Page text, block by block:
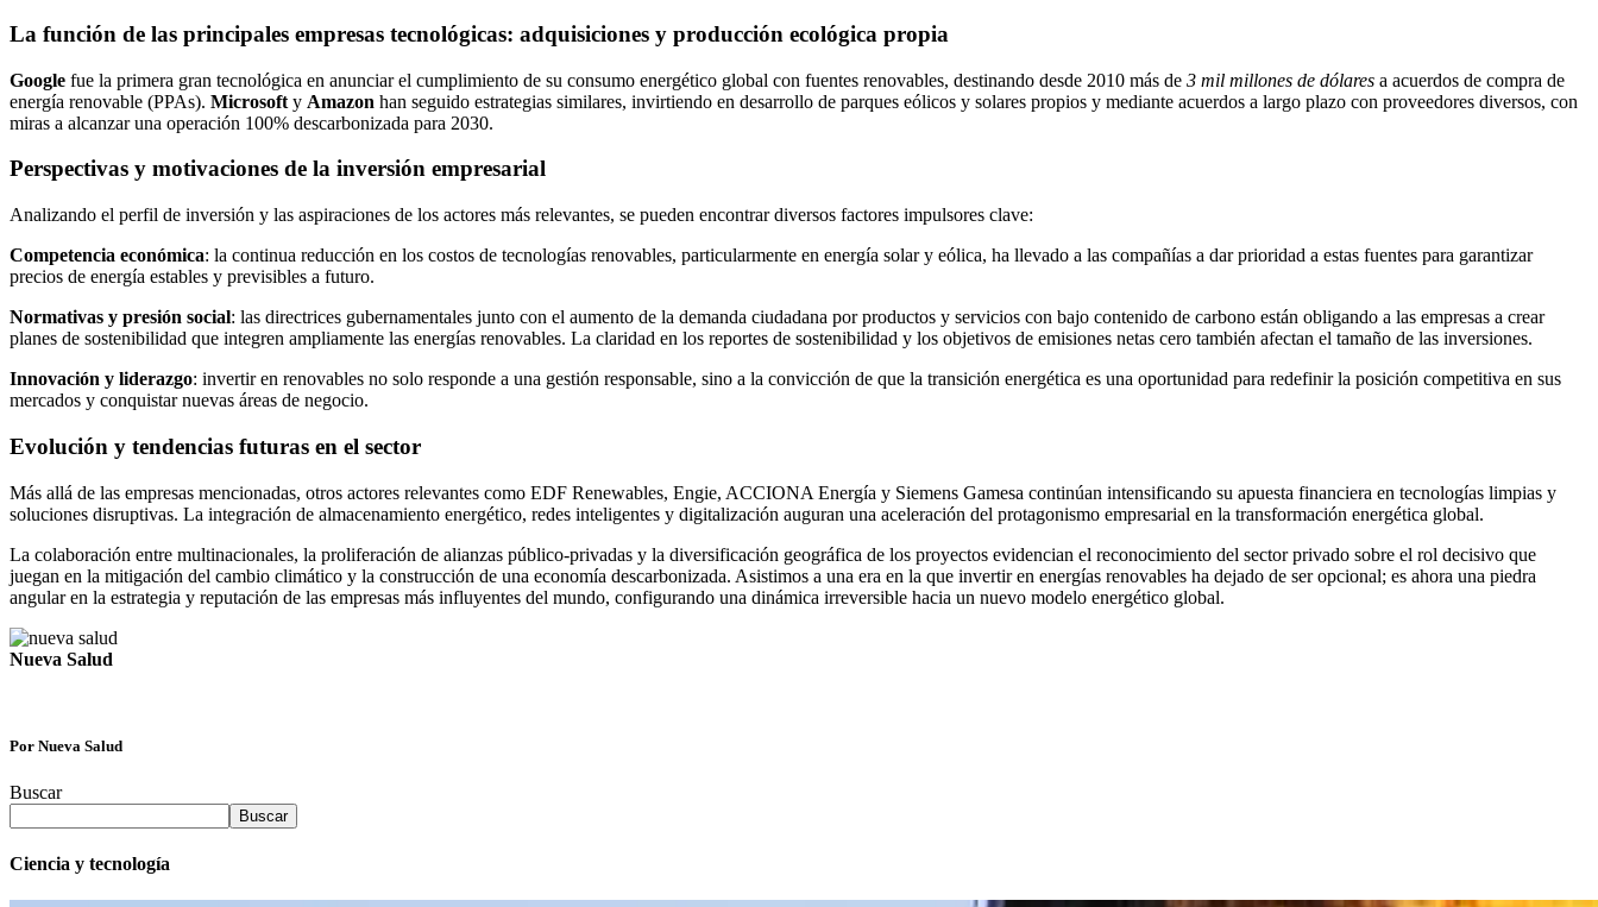
La función de las principales empresas tecnológicas: adquisiciones y producción ecológica propia
Google fue la primera gran tecnológica en anunciar el cumplimiento de su consumo energético global con fuentes renovables, destinando desde 2010 más de 3 mil millones de dólares a acuerdos de compra de
energía renovable (PPAs). Microsoft y Amazon han seguido estrategias similares, invirtiendo en desarrollo de parques eólicos y solares propios y mediante acuerdos a largo plazo con proveedores diversos, con
miras a alcanzar una operación 100% descarbonizada para 2030.
Perspectivas y motivaciones de la inversión empresarial
Analizando el perfil de inversión y las aspiraciones de los actores más relevantes, se pueden encontrar diversos factores impulsores clave:
Competencia económica: la continua reducción en los costos de tecnologías renovables, particularmente en energía solar y eólica, ha llevado a las compañías a dar prioridad a estas fuentes para garantizar
precios de energía estables y previsibles a futuro.
Normativas y presión social: las directrices gubernamentales junto con el aumento de la demanda ciudadana por productos y servicios con bajo contenido de carbono están obligando a las empresas a crear
planes de sostenibilidad que integren ampliamente las energías renovables. La claridad en los reportes de sostenibilidad y los objetivos de emisiones netas cero también afectan el tamaño de las inversiones.
Innovación y liderazgo: invertir en renovables no solo responde a una gestión responsable, sino a la convicción de que la transición energética es una oportunidad para redefinir la posición competitiva en sus
mercados y conquistar nuevas áreas de negocio.
Evolución y tendencias futuras en el sector
Más allá de las empresas mencionadas, otros actores relevantes como EDF Renewables, Engie, ACCIONA Energía y Siemens Gamesa continúan intensificando su apuesta financiera en tecnologías limpias y
soluciones disruptivas. La integración de almacenamiento energético, redes inteligentes y digitalización auguran una aceleración del protagonismo empresarial en la transformación energética global.
La colaboración entre multinacionales, la proliferación de alianzas público-privadas y la diversificación geográfica de los proyectos evidencian el reconocimiento del sector privado sobre el rol decisivo que
juegan en la mitigación del cambio climático y la construcción de una economía descarbonizada. Asistimos a una era en la que invertir en energías renovables ha dejado de ser opcional; es ahora una piedra
angular en la estrategia y reputación de las empresas más influyentes del mundo, configurando una dinámica irreversible hacia un nuevo modelo energético global.
Nueva Salud
Por Nueva Salud
Buscar
Buscar
Ciencia y tecnología